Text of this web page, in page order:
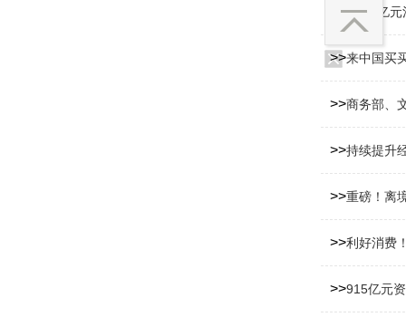
>>超4.5亿元
>>来中国买
>>商务部、
>>持续提升
>>重磅！离
>>利好消费
>>915亿元